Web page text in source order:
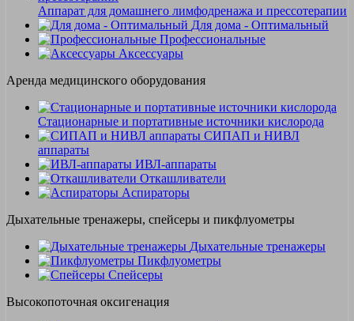
Аппарат для домашнего лимфодренажа и прессотерапии
Для дома - Оптимальный
Профессиональные
Аксессуары
Аренда медицинского оборудования
Стационарные и портативные источники кислорода
СИПАП и НИВЛ
аппараты
ИВЛ-аппараты
Откашливатели
Аспираторы
Дыхательные тренажеры, спейсеры и пикфлуометры
Дыхательные тренажеры
Пикфлуометры
Спейсеры
Высокопоточная оксигенация